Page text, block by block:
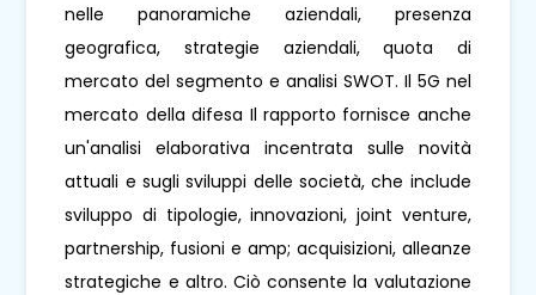
nelle panoramiche aziendali, presenza
geografica, strategie aziendali, quota di
mercato del segmento e analisi SWOT. Il 5G nel
mercato della difesa Il rapporto fornisce anche
un'analisi elaborativa incentrata sulle novità
attuali e sugli sviluppi delle società, che include
sviluppo di tipologie, innovazioni, joint venture,
partnership, fusioni e amp; acquisizioni, alleanze
strategiche e altro. Ciò consente la valutazione